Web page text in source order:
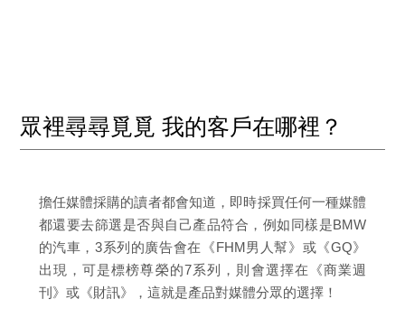
眾裡尋尋覓覓 我的客戶在哪裡？
擔任媒體採購的讀者都會知道，即時採買任何一種媒體
都還要去篩選是否與自己產品符合，例如同樣是BMW
的汽車，3系列的廣告會在《FHM男人幫》或《GQ》
出現，可是標榜尊榮的7系列，則會選擇在《商業週
刊》或《財訊》，這就是產品對媒體分眾的選擇！